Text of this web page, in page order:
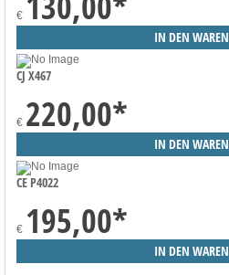
€
CJ X467
€ 220,00*
CE P4022
€ 195,00*